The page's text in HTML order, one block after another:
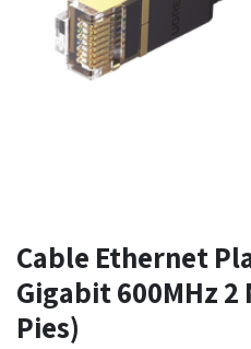
Cable Ethernet
Gigabit 600MHz
Pies)